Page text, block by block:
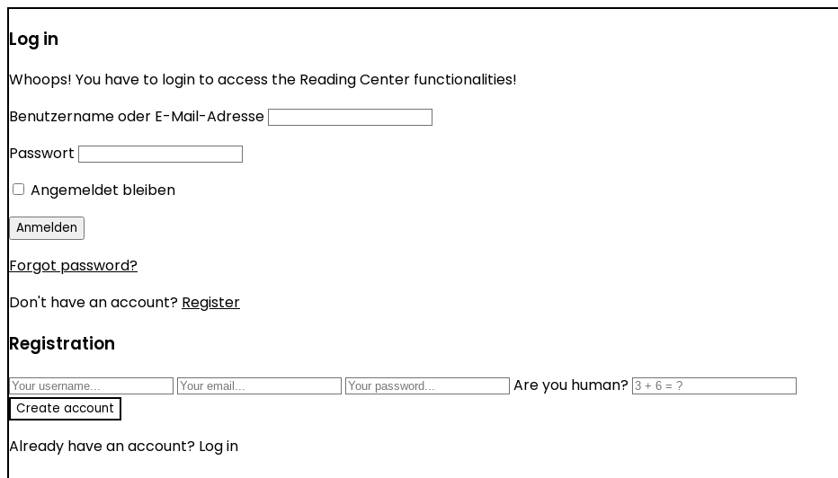
Log in
Whoops! You have to login to access the Reading Center functionalities!
Benutzername oder E-Mail-Adresse
Passwort
Angemeldet bleiben
Forgot password?
Don't have an account? Register
Registration
Are you human?
Already have an account? Log in